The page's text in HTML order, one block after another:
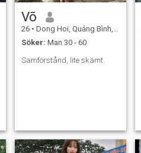
Võ
26 • Dong Hoi, Quảng Bình, Vietnam
Söker: Man 30 - 60
Samförstånd, lite skämt.